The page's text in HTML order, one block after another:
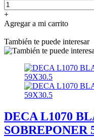
+
Agregar a mi carrito
También te puede interesar
DECA L1070
SOBREPONER